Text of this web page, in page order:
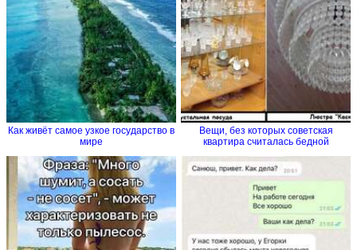
Как живёт самое узкое государство в
мире
Вещи, без которых советская
квартира считалась бедной